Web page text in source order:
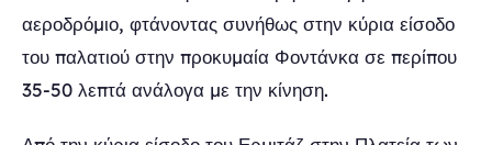
αεροδρόμιο, φτάνοντας συνήθως στην κύρια είσοδο
του παλατιού στην προκυμαία Φοντάνκα σε περίπου
35-50 λεπτά ανάλογα με την κίνηση.